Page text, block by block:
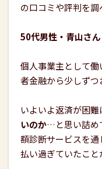
の口コミや評判を調
50代男性・青山さん
個人事業主として
者金融から少しずつ
いよいよ返済が困難
いのか…と思い詰め
額診断サービスを
払い過ぎていたこと